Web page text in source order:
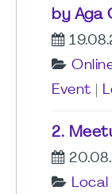
by Aga
Event
2.